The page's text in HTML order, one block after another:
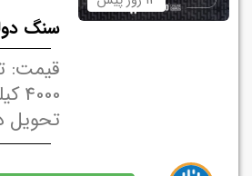
سنگ
قیمت:
4000 کیلوگرم